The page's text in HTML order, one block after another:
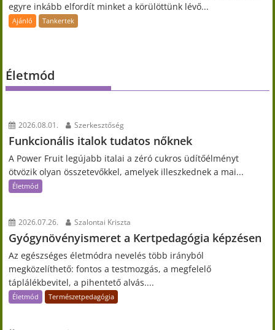
egyre inkább elfordít minket a körülöttünk lévő...
Ajánló Tankertek
Életmód
2026.08.01. Szerkesztőség
Funkcionális italok tudatos nőknek
A Power Fruit legújabb italai a zéró cukros üdítőélményt
ötvözik olyan összetevőkkel, amelyek illeszkednek a mai...
Életmód
2026.07.26. Szalontai Kriszta
Gyógynövényismeret a Kertpedagógia képzésen
Az egészséges életmódra nevelés több irányból
megközelíthető: fontos a testmozgás, a megfelelő
táplálékbevitel, a pihentető alvás....
Életmód Természetpedagógia